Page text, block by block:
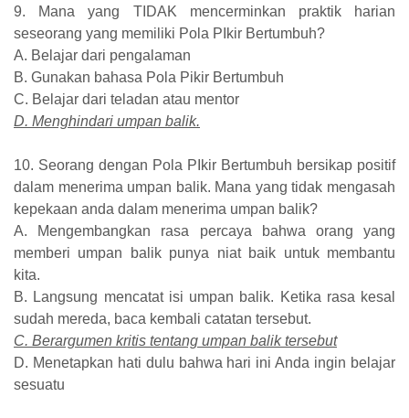
9. Mana yang TIDAK mencerminkan praktik harian
seseorang yang memiliki Pola PIkir Bertumbuh?
A. Belajar dari pengalaman
B. Gunakan bahasa Pola Pikir Bertumbuh
C. Belajar dari teladan atau mentor
D. Menghindari umpan balik.
10. Seorang dengan Pola PIkir Bertumbuh bersikap positif
dalam menerima umpan balik. Mana yang tidak mengasah
kepekaan anda dalam menerima umpan balik?
A. Mengembangkan rasa percaya bahwa orang yang
memberi umpan balik punya niat baik untuk membantu
kita.
B. Langsung mencatat isi umpan balik. Ketika rasa kesal
sudah mereda, baca kembali catatan tersebut.
C. Berargumen kritis tentang umpan balik tersebut
D. Menetapkan hati dulu bahwa hari ini Anda ingin belajar
sesuatu